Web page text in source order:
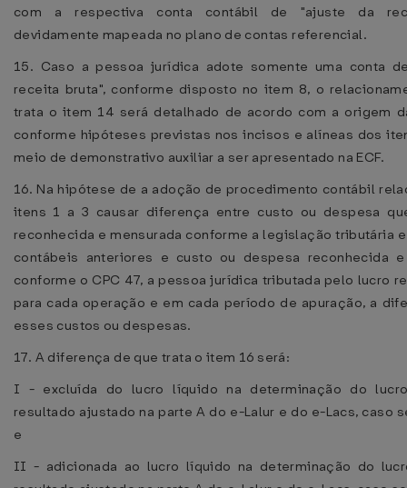
com a respectiva conta contábil de "ajuste da
devidamente mapeada no plano de contas referencial.
15. Caso a pessoa jurídica adote somente uma conta
receita bruta", conforme disposto no item 8, o
trata o item 14 será detalhado de acordo com a origem
conforme hipóteses previstas nos incisos e alíneas dos
meio de demonstrativo auxiliar a ser apresentado na ECF.
16. Na hipótese de a adoção de procedimento contábil
itens 1 a 3 causar diferença entre custo ou despesa
reconhecida e mensurada conforme a legislação tributária
contábeis anteriores e custo ou despesa reconhecida e
conforme o CPC 47, a pessoa jurídica tributada pelo lucro
para cada operação e em cada período de apuração, a
esses custos ou despesas.
17. A diferença de que trata o item 16 será:
I - excluída do lucro líquido na determinação do
resultado ajustado na parte A do e-Lalur e do e-Lacs, caso
e
II - adicionada ao lucro líquido na determinação do